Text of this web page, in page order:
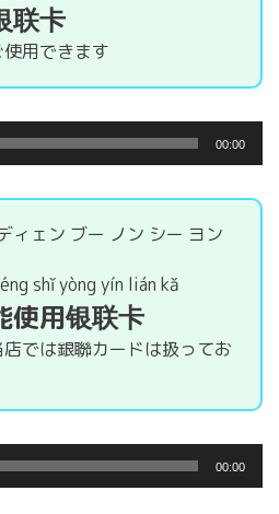
联卡
用できます
00:00
ィェン ブー ノン シー ヨン
shǐ yòng yín lián kǎ
使用银联卡
では銀聯カードは扱ってお
00:00